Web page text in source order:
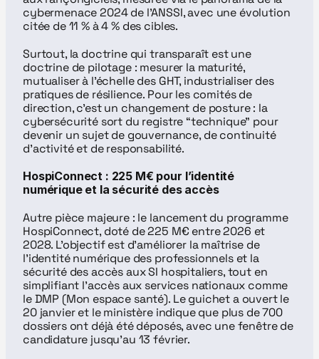
cybermenace 2024 de l’ANSSI, avec une évolution
citée de 11 % à 4 % des cibles.
Surtout, la doctrine qui transparaît est une
doctrine de pilotage : mesurer la maturité,
mutualiser à l’échelle des GHT, industrialiser des
pratiques de résilience. Pour les comités de
direction, c’est un changement de posture : la
cybersécurité sort du registre “technique” pour
devenir un sujet de gouvernance, de continuité
d’activité et de responsabilité.
HospiConnect : 225 M€ pour l’identité
numérique et la sécurité des accès
Autre pièce majeure : le lancement du programme
HospiConnect, doté de 225 M€ entre 2026 et
2028. L’objectif est d’améliorer la maîtrise de
l’identité numérique des professionnels et la
sécurité des accès aux SI hospitaliers, tout en
simplifiant l’accès aux services nationaux comme
le DMP (Mon espace santé). Le guichet a ouvert le
20 janvier et le ministère indique que plus de 700
dossiers ont déjà été déposés, avec une fenêtre de
candidature jusqu’au 13 février.